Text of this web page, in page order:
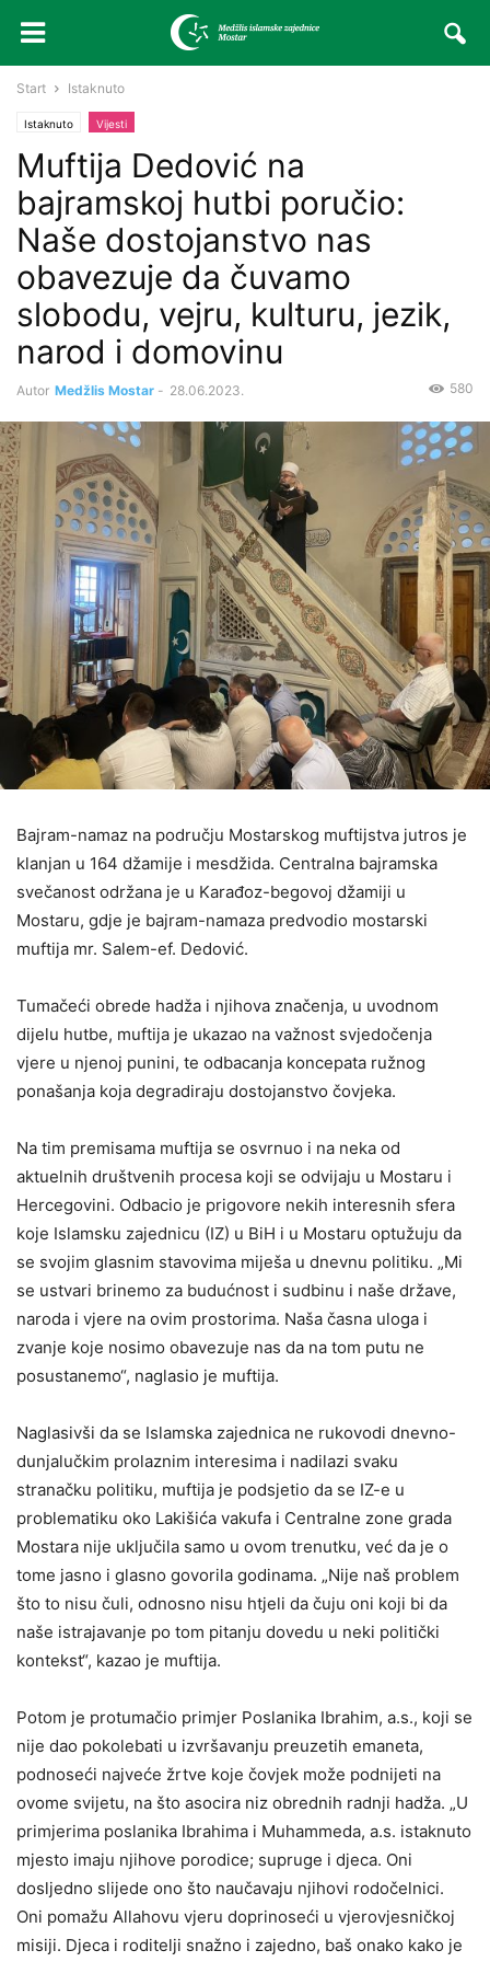
Start Istaknuto
Istaknuto Vijesti
Muftija Dedović na
bajramskoj hutbi poručio:
Naše dostojanstvo nas
obavezuje da čuvamo
slobodu, vejru, kulturu, jezik,
narod i domovinu
Autor Medžlis Mostar - 28.06.2023. 580
Bajram-namaz na području Mostarskog muftijstva jutros je
klanjan u 164 džamije i mesdžida. Centralna bajramska
svečanost održana je u Karađoz-begovoj džamiji u
Mostaru, gdje je bajram-namaza predvodio mostarski
muftija mr. Salem-ef. Dedović.
Tumačeći obrede hadža i njihova značenja, u uvodnom
dijelu hutbe, muftija je ukazao na važnost svjedočenja
vjere u njenoj punini, te odbacanja koncepata ružnog
ponašanja koja degradiraju dostojanstvo čovjeka.
Na tim premisama muftija se osvrnuo i na neka od
aktuelnih društvenih procesa koji se odvijaju u Mostaru i
Hercegovini. Odbacio je prigovore nekih interesnih sfera
koje Islamsku zajednicu (IZ) u BiH i u Mostaru optužuju da
se svojim glasnim stavovima miješa u dnevnu politiku. „Mi
se ustvari brinemo za budućnost i sudbinu i naše države,
naroda i vjere na ovim prostorima. Naša časna uloga i
zvanje koje nosimo obavezuje nas da na tom putu ne
posustanemo“, naglasio je muftija.
Naglasivši da se Islamska zajednica ne rukovodi dnevno-
dunjalučkim prolaznim interesima i nadilazi svaku
stranačku politiku, muftija je podsjetio da se IZ-e u
problematiku oko Lakišića vakufa i Centralne zone grada
Mostara nije uključila samo u ovom trenutku, već da je o
tome jasno i glasno govorila godinama. „Nije naš problem
što to nisu čuli, odnosno nisu htjeli da čuju oni koji bi da
naše istrajavanje po tom pitanju dovedu u neki politički
kontekst“, kazao je muftija.
Potom je protumačio primjer Poslanika Ibrahim, a.s., koji se
nije dao pokolebati u izvršavanju preuzetih emaneta,
podnoseći najveće žrtve koje čovjek može podnijeti na
ovome svijetu, na što asocira niz obrednih radnji hadža. „U
primjerima poslanika Ibrahima i Muhammeda, a.s. istaknuto
mjesto imaju njihove porodice; supruge i djeca. Oni
dosljedno slijede ono što naučavaju njihovi rodočelnici.
Oni pomažu Allahovu vjeru doprinoseći u vjerovjesničkoj
misiji. Djeca i roditelji snažno i zajedno, baš onako kako je